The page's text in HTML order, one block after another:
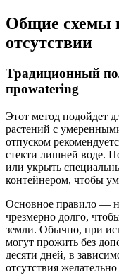
Общие схемы
отсутствии
Традиционный
проwatering
Этот метод подойдет
растений с
отпуском
стекти лишней воде.
или укрыть
контейнером, чтобы
Основное правило —
чрезмерно долго,
земли. Обычно, при
могут прожить без
десяти дней, в
отсутствия